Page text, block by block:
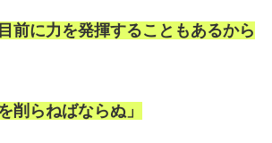
前に力を発揮することもあるから
削らねばならぬ」